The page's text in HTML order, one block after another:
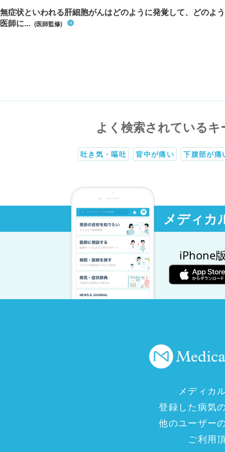
無症状といわれる肝細胞がんはどのように発覚して、どのよ
医師に... (医師監修)
よく検索されているキ
吐き気・嘔吐 背中が痛い 下腹部が痛
メディカ
iPhone
メディカ
登録した病気
他のユーザー
ご利用